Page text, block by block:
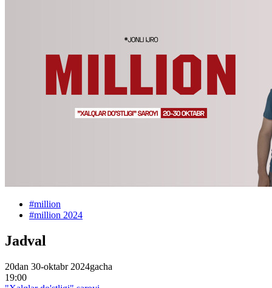
#million
#million 2024
Jadval
20dan 30-oktabr 2024gacha
19:00